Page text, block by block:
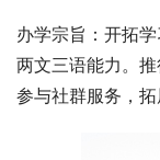
办学宗旨：开拓
两文三语能力。
参与社群服务，拓